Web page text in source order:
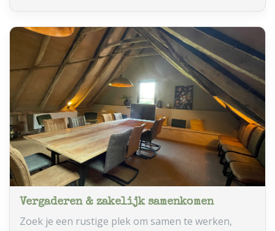
Vergaderen & zakelijk samenkomen
Zoek je een rustige plek om samen te werken,